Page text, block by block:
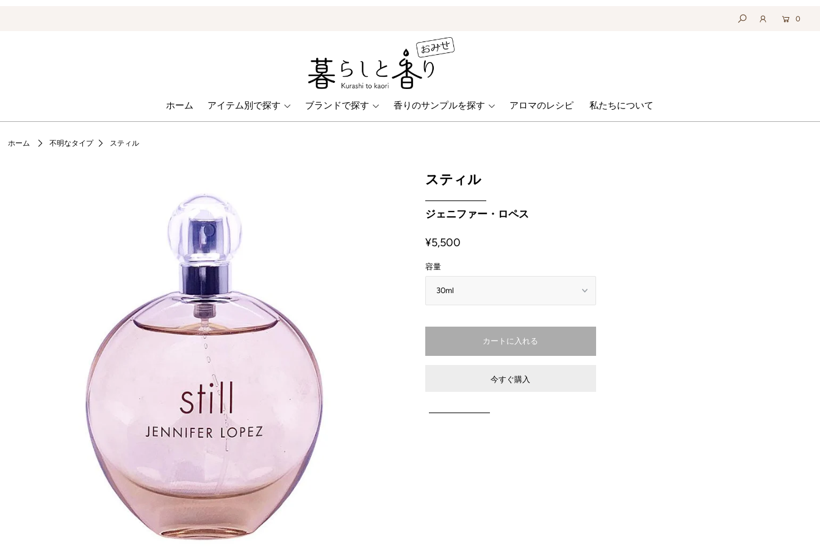
0
ホーム アイテム別で探す ブランドで探す 香りのサンプルを探す アロマのレシピ 私たちについて
ホーム 不明なタイプ スティル
スティル
ジェニファー・ロペス
¥5,500
容量
今すぐ購入